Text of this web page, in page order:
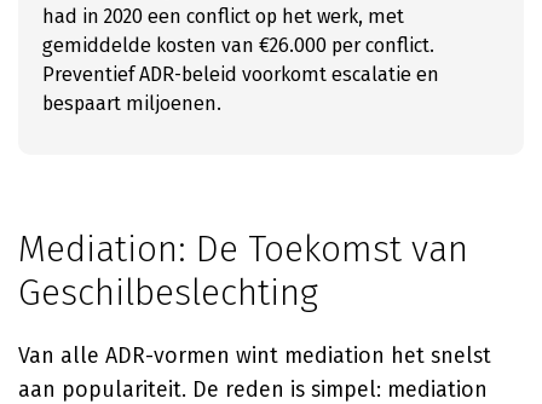
had in 2020 een conflict op het werk, met
gemiddelde kosten van €26.000 per conflict.
Preventief ADR-beleid voorkomt escalatie en
bespaart miljoenen.
Mediation: De Toekomst van
Geschilbeslechting
Van alle ADR-vormen wint mediation het snelst
aan populariteit. De reden is simpel: mediation